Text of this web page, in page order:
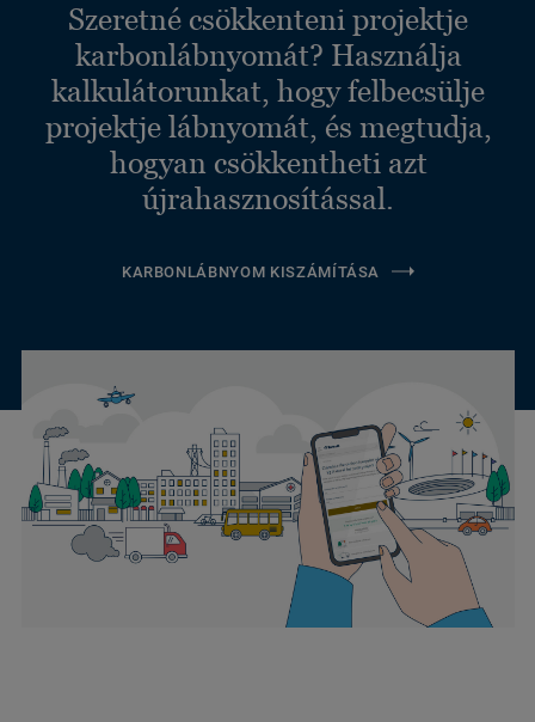
Szeretné csökkenteni projektje
karbonlábnyomát? Használja
kalkulátorunkat, hogy felbecsülje
projektje lábnyomát, és megtudja,
hogyan csökkentheti azt
újrahasznosítással.
KARBONLÁBNYOM KISZÁMÍTÁSA